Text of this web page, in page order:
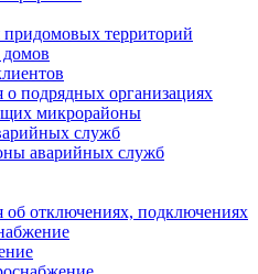
территорий
подрядных организациях
микрорайоны
служб
аварийных служб
отключениях, подключениях